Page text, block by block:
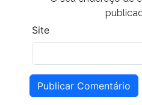
Site
Publicar Comentário